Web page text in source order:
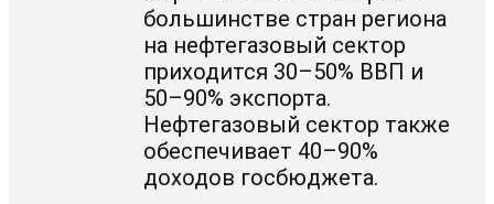
большинстве стран региона
на нефтегазовый сектор
приходится 30–50% ВВП и
50–90% экспорта.
Нефтегазовый сектор также
обеспечивает 40–90%
доходов госбюджета.